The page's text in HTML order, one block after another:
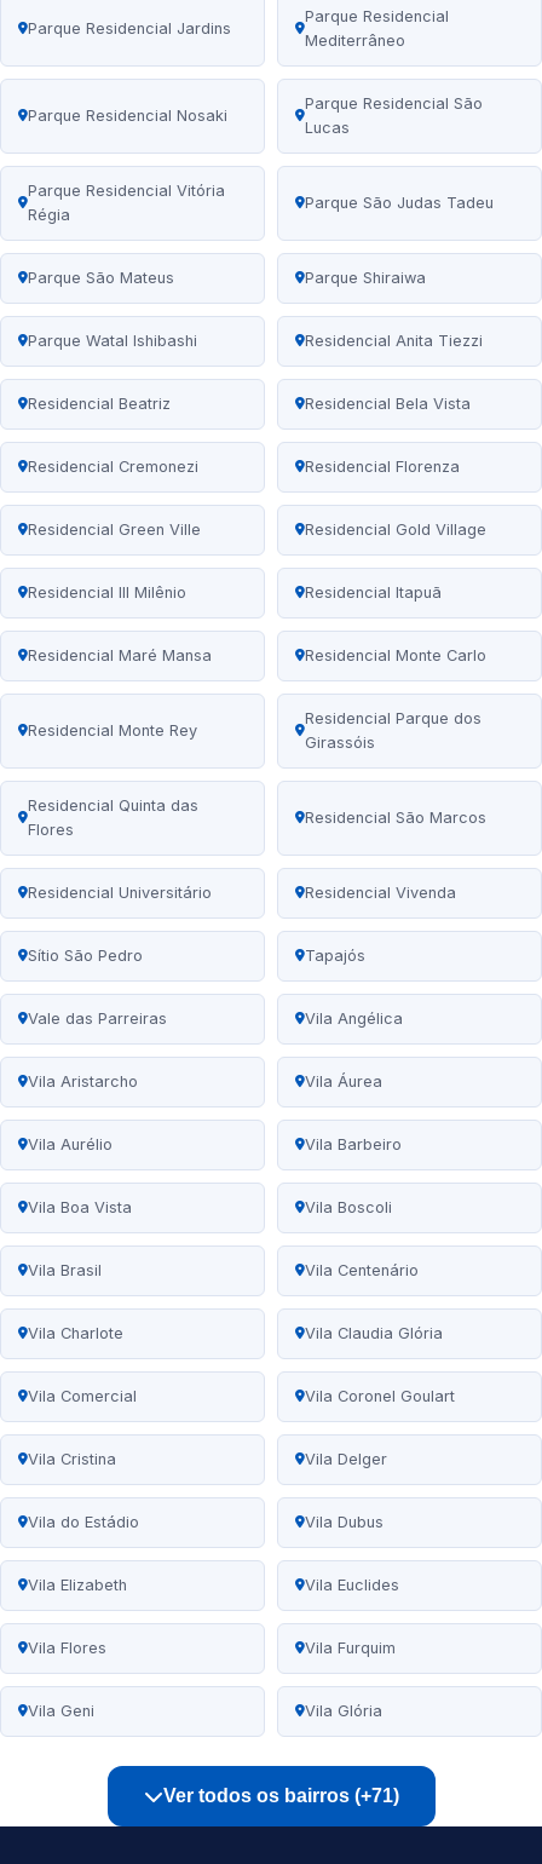
Parque Residencial Jardins
Parque Residencial
Mediterrâneo
Parque Residencial Nosaki
Parque Residencial São
Lucas
Parque Residencial Vitória
Régia
Parque São Judas Tadeu
Parque São Mateus Parque Shiraiwa
Parque Watal Ishibashi Residencial Anita Tiezzi
Residencial Beatriz Residencial Bela Vista
Residencial Cremonezi Residencial Florenza
Residencial Green Ville Residencial Gold Village
Residencial III Milênio Residencial Itapuã
Residencial Maré Mansa Residencial Monte Carlo
Residencial Monte Rey
Residencial Parque dos
Girassóis
Residencial Quinta das
Flores
Residencial São Marcos
Residencial Universitário Residencial Vivenda
Sítio São Pedro Tapajós
Vale das Parreiras Vila Angélica
Vila Aristarcho Vila Áurea
Vila Aurélio Vila Barbeiro
Vila Boa Vista Vila Boscoli
Vila Brasil Vila Centenário
Vila Charlote Vila Claudia Glória
Vila Comercial Vila Coronel Goulart
Vila Cristina Vila Delger
Vila do Estádio Vila Dubus
Vila Elizabeth Vila Euclides
Vila Flores Vila Furquim
Vila Geni Vila Glória
Ver todos os bairros (+71)